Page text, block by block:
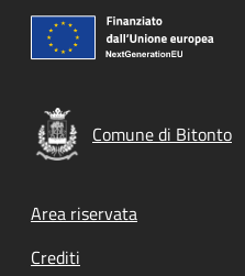
Comune di Bitonto
Footer menu
Area riservata
Crediti